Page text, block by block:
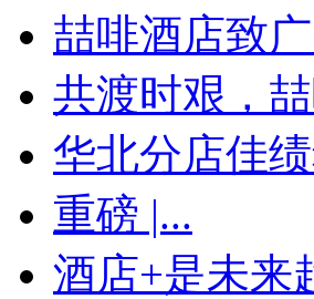
喆啡酒店致
共渡时艰，
华北分店佳
重磅 |...
酒店+是未来